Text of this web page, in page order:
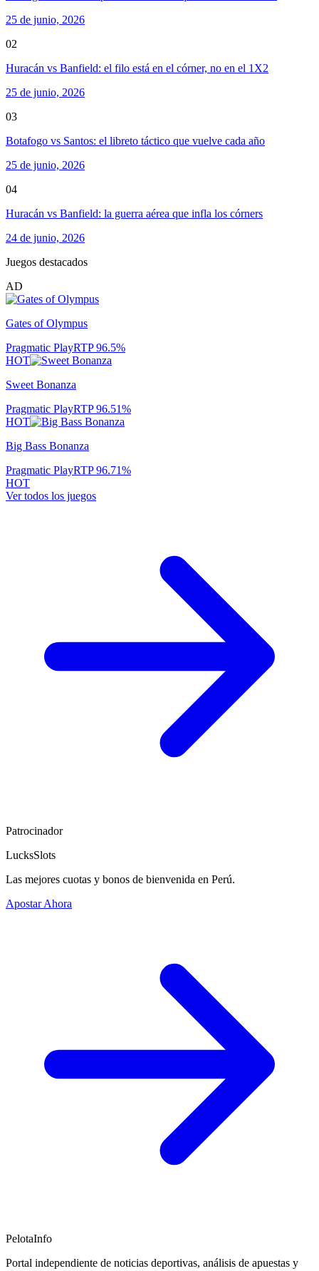
25 de junio, 2026
02
Huracán vs Banfield: el filo está en el córner, no en el 1X2
25 de junio, 2026
03
Botafogo vs Santos: el libreto táctico que vuelve cada año
25 de junio, 2026
04
Huracán vs Banfield: la guerra aérea que infla los córners
24 de junio, 2026
Juegos destacados
AD
Gates of Olympus
Pragmatic PlayRTP96.5%
HOT
Sweet Bonanza
Pragmatic PlayRTP96.51%
HOT
Big Bass Bonanza
Pragmatic PlayRTP96.71%
HOT
Ver todos los juegos
Patrocinador
LucksSlots
Las mejores cuotas y bonos de bienvenida en Perú.
Apostar Ahora
PelotaInfo
Portal independiente de noticias deportivas, análisis de apuestas y